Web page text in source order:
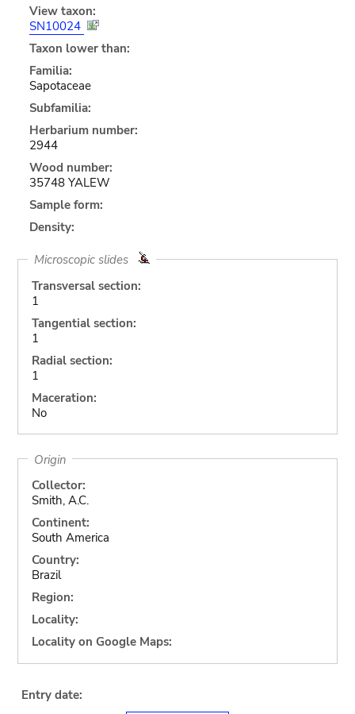
View taxon:
SN10024
Taxon lower than:
Familia:
Sapotaceae
Subfamilia:
Herbarium number:
2944
Wood number:
35748 YALEW
Sample form:
Density:
Microscopic slides
Transversal section:
1
Tangential section:
1
Radial section:
1
Maceration:
No
Origin
Collector:
Smith, A.C.
Continent:
South America
Country:
Brazil
Region:
Locality:
Locality on Google Maps:
Entry date: